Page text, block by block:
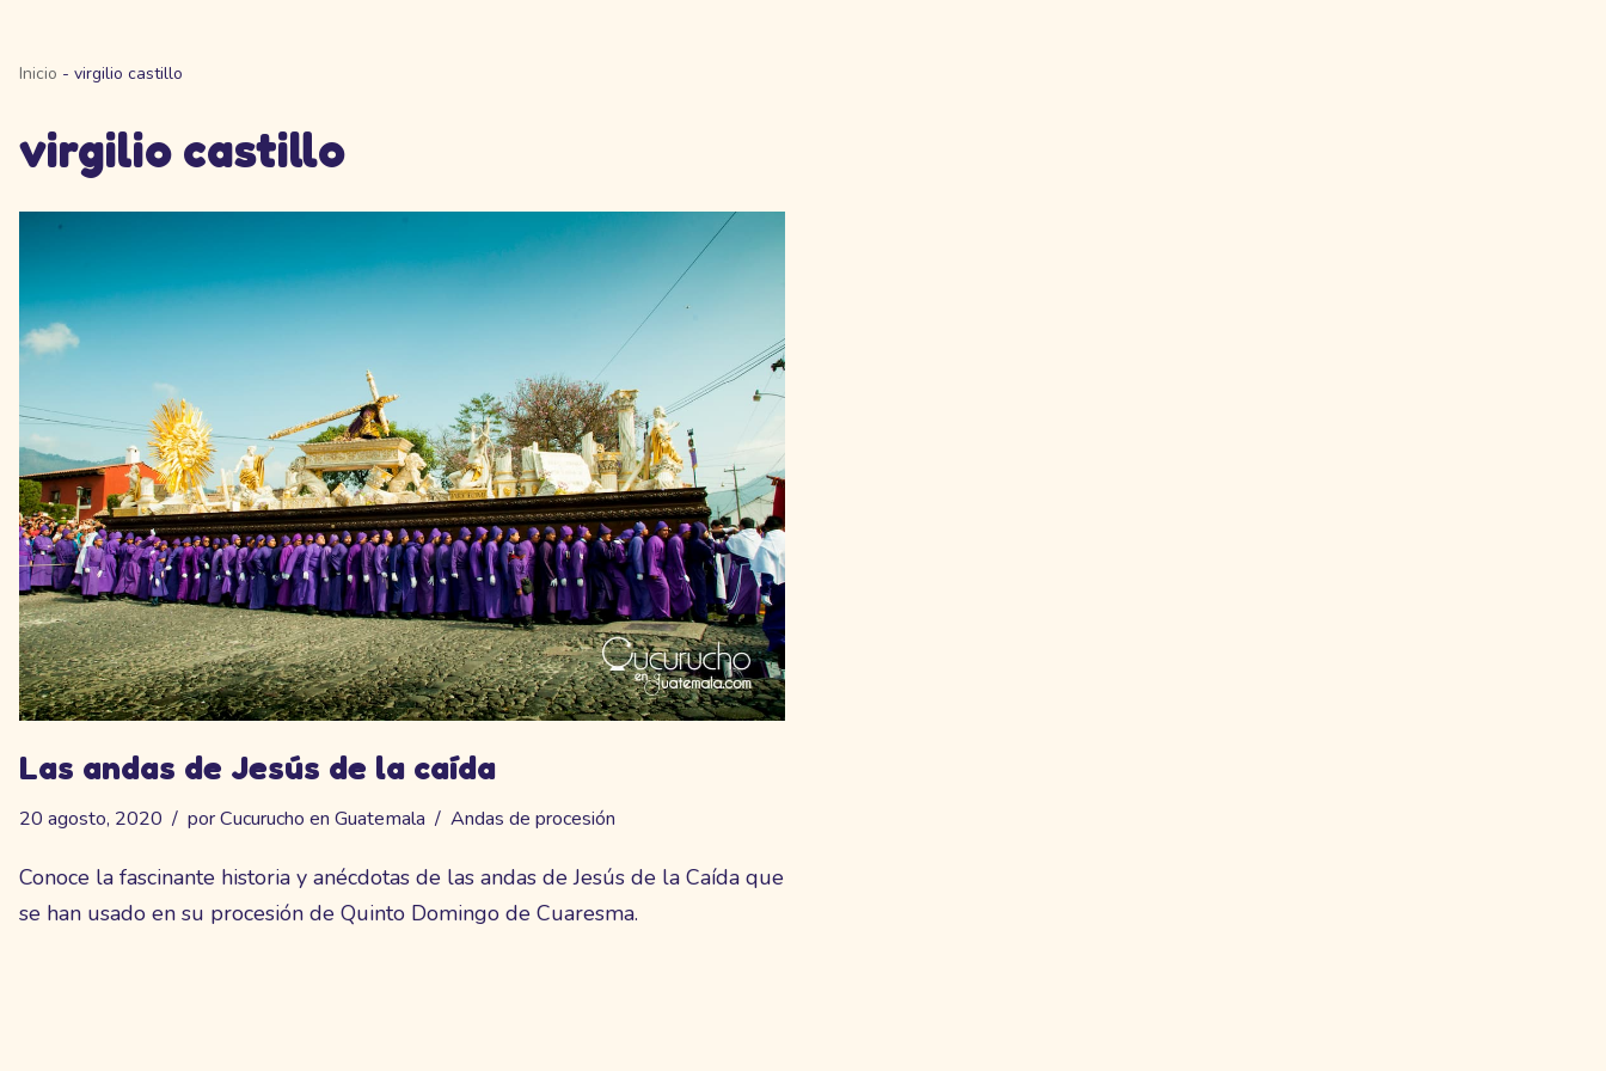
Inicio - virgilio castillo
virgilio castillo
Las andas de Jesús de la caída
20 agosto, 2020 porCucurucho en Guatemala Andas de procesión
Conoce la fascinante historia y anécdotas de las andas de Jesús de la Caída que
se han usado en su procesión de Quinto Domingo de Cuaresma.